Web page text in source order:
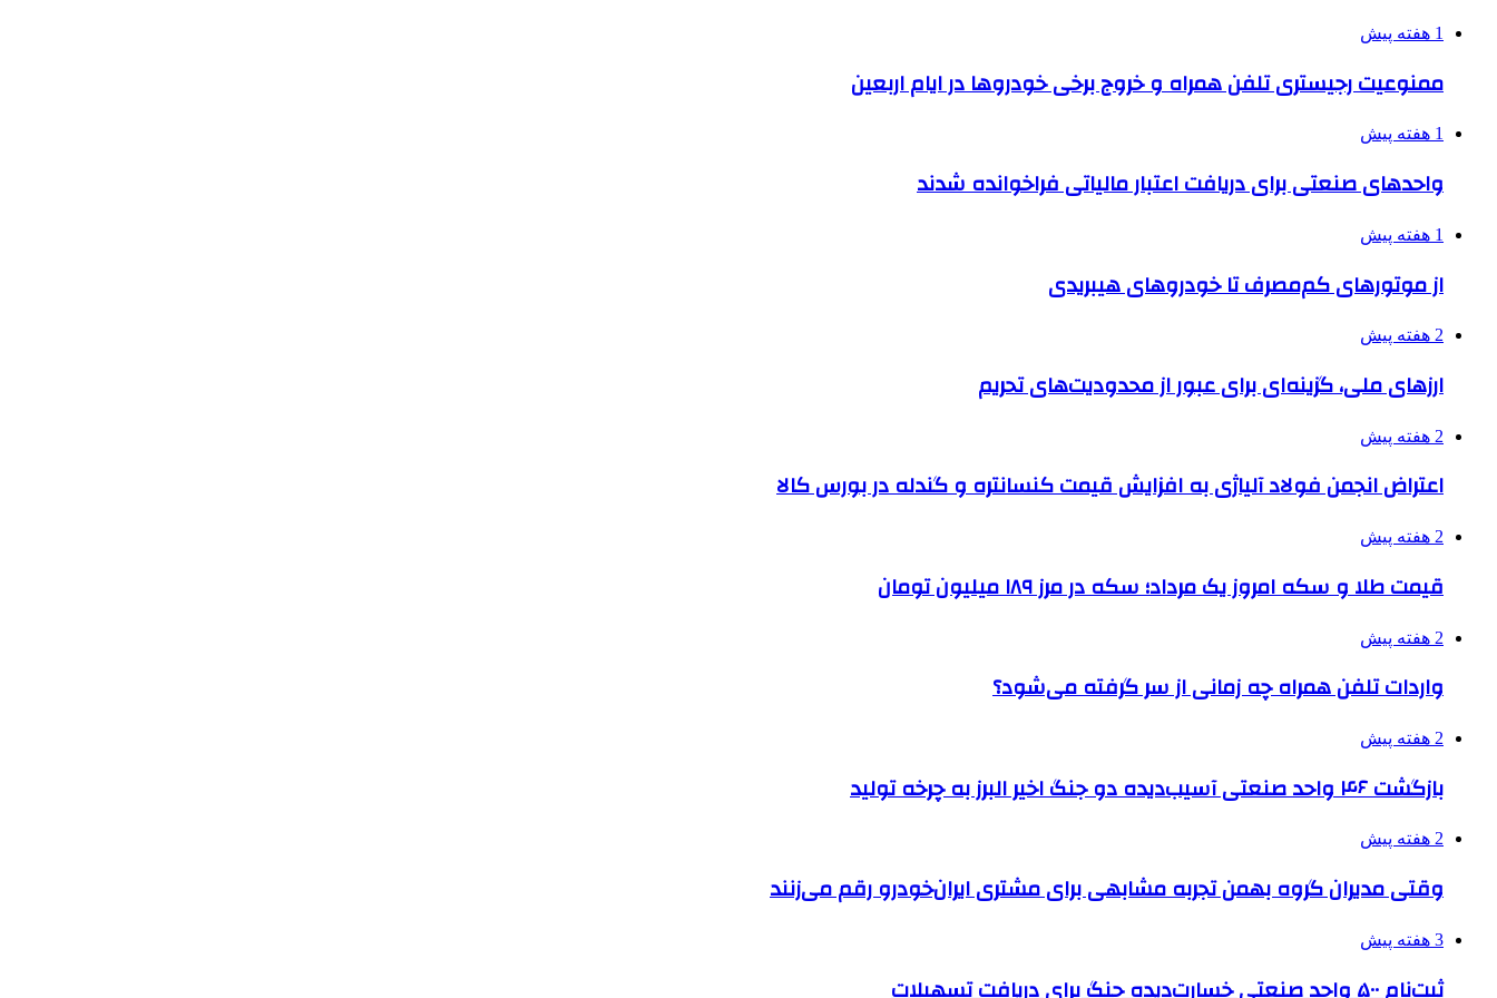
1 هفته پیش
ممنوعیت رجیستری تلفن همراه و خروج برخی خودروها در ایام اربعین
1 هفته پیش
واحدهای صنعتی برای دریافت اعتبار مالیاتی فراخوانده شدند
1 هفته پیش
از موتورهای کم‌مصرف تا خودروهای هیبریدی
2 هفته پیش
ارزهای ملی، گزینه‌ای برای عبور از محدودیت‌های تحریم
2 هفته پیش
اعتراض انجمن فولاد آلیاژی به افزایش قیمت کنسانتره و گندله در بورس کالا
2 هفته پیش
قیمت طلا و سکه امروز یک مرداد؛ سکه در مرز ۱۸۹ میلیون تومان
2 هفته پیش
واردات تلفن همراه چه زمانی از سر گرفته می‌شود؟
2 هفته پیش
بازگشت ۴۶ واحد صنعتی آسیب‌دیده دو جنگ اخیر البرز به چرخه تولید
2 هفته پیش
وقتی مدیران گروه بهمن تجربه مشابهی برای مشتری ایران‌خودرو رقم می‌زنند
3 هفته پیش
ثبت‌نام ۵۰۰ واحد صنعتی خسارت‌دیده جنگ برای دریافت تسهیلات